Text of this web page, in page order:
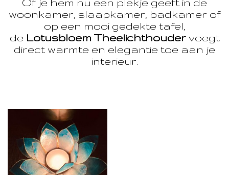
woonkamer, slaapkamer, badkamer of
op een mooi gedekte tafel,
de Lotusbloem Theelichthoudervoegt
direct warmte en elegantie toe aan je
interieur.